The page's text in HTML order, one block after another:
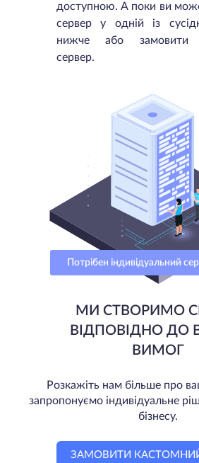
доступною. А поки ви
сервер у одній із
нижче або замовити
сервер.
Потрібен індивідуальний
МИ СТВОРИМО
ВІДПОВІДНО ДО
ВИМОГ
Розкажіть нам більше про
запропонуємо індивідуальне
бізнесу.
ЗАМОВИТИ